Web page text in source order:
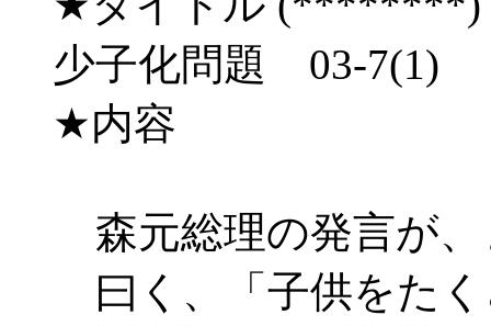
少子化問題 03-7(1)
★内容
森元総理の発言が
曰く、「子供をたく